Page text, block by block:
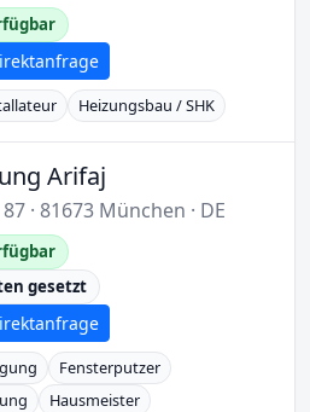
Heizungsbau / SHK
Arifaj
· 81673 München · DE
gesetzt
Fensterputzer
Hausmeister